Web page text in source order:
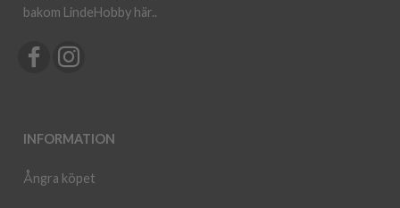
bakom LindeHobby här..
INFORMATION
Ångra köpet